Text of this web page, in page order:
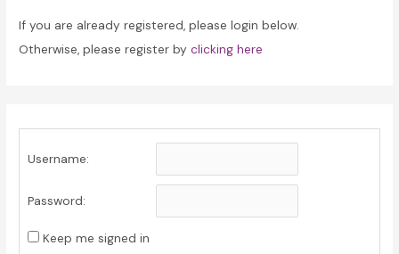
If you are already registered, please login below.
Otherwise, please register byclicking here
Username:
Password:
Keep me signed in